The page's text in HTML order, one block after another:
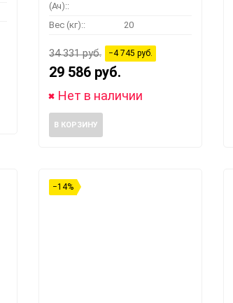
(Ач)::
Вес (кг):: 20
34 331 руб. −4 745 руб.
29 586 руб.
Нет в наличии
В КОРЗИНУ
−14%